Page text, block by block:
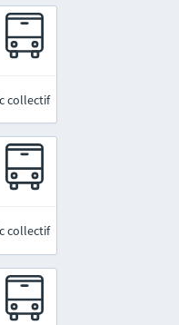
collectif
collectif